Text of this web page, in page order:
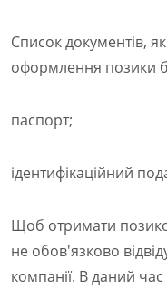
Список документів,
оформлення позики
паспорт;
ідентифікаційний
Щоб отримати
не обов'язково
компанії. В даний